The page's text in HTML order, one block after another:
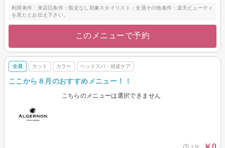
利用条件：来店日条件：指定なし対象スタイリスト：全員その他条件：楽天ビューティ
を見たとお伝え下さい。
このメニューで予約
全員 カット カラー ヘッドスパ・頭皮ケア
ここから８月のおすすめメニュー！！
こちらのメニューは選択できません